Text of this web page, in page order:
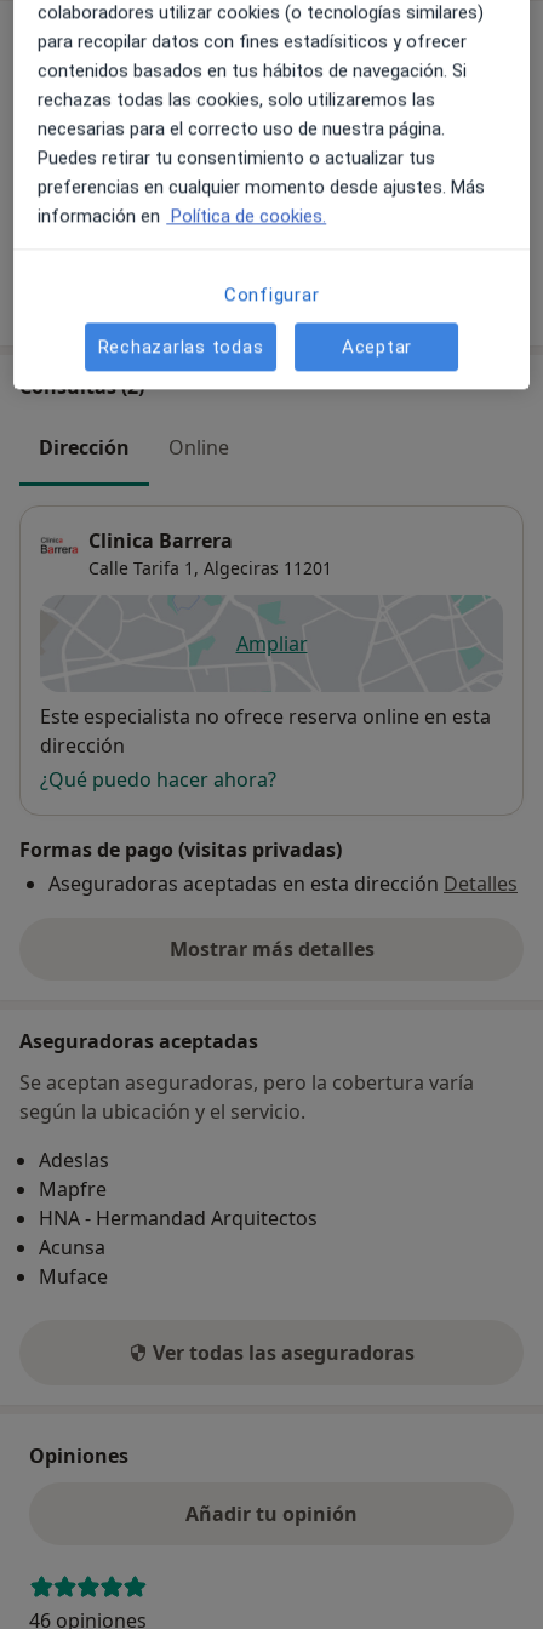
Servicios y precios
Reconocimiento médico deportivo
20 € Detalles
Visita Medicina del Deporte
20 € Detalles
¿Cómo funcionan los precios?
Consultas (2)
Dirección Online
Clinica Barrera
Calle Tarifa 1, Algeciras 11201
Ampliarse abre en una nueva
Disponibilidad
Este especialista no ofrece reserva online en esta
dirección
¿Qué puedo hacer ahora?
Formas de pago (visitas privadas)
Aseguradoras aceptadas en esta dirección Detalles
Mostrar más detalles
sobre la dirección
Aseguradoras aceptadas
Se aceptan aseguradoras, pero la cobertura varía
según la ubicación y el servicio.
Adeslas
Mapfre
HNA - Hermandad Arquitectos
Acunsa
Muface
Ver todas las aseguradoras
Opiniones
Añadir tu opinión
46 opiniones
colaboradores utilizar cookies (o tecnologías similares)
para recopilar datos con fines estadísiticos y ofrecer
contenidos basados en tus hábitos de navegación. Si
rechazas todas las cookies, solo utilizaremos las
necesarias para el correcto uso de nuestra página.
Puedes retirar tu consentimiento o actualizar tus
preferencias en cualquier momento desde ajustes. Más
información en Política de cookies.
Configurar
Rechazarlas todas Aceptar